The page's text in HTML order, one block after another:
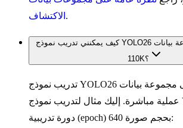
الاكتشاف .
كيف يمكنني تدريب نموذج YOLO26 باستخدام مجموعة بيانات SKU-
110K؟
تدريب نموذج YOLO26 على مجموعة بيانات SKU-110K
عملية مباشرة. إليك مثال لتدريب نموذج YOLO26n لـ 100
دورة تدريبية (epoch) بحجم صورة 640: